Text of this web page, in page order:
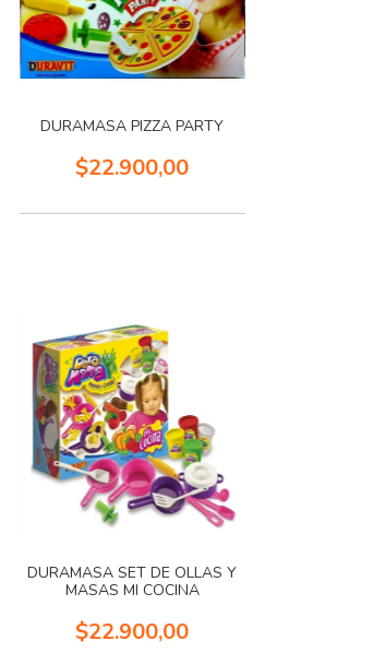
DURAMASA PIZZA PARTY
$22.900,00
DURAMASA SET DE OLLAS Y
MASAS MI COCINA
$22.900,00